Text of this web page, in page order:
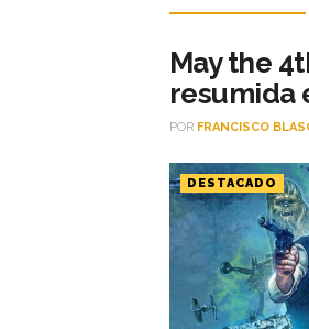
May the
resumida
POR FRANCISCO
DESTACADO